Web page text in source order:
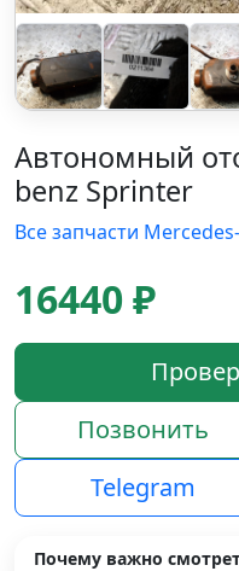
Автономный
benz Sprinter
Все запчасти
16440 ₽
Позвонить
Telegram
Почему важно